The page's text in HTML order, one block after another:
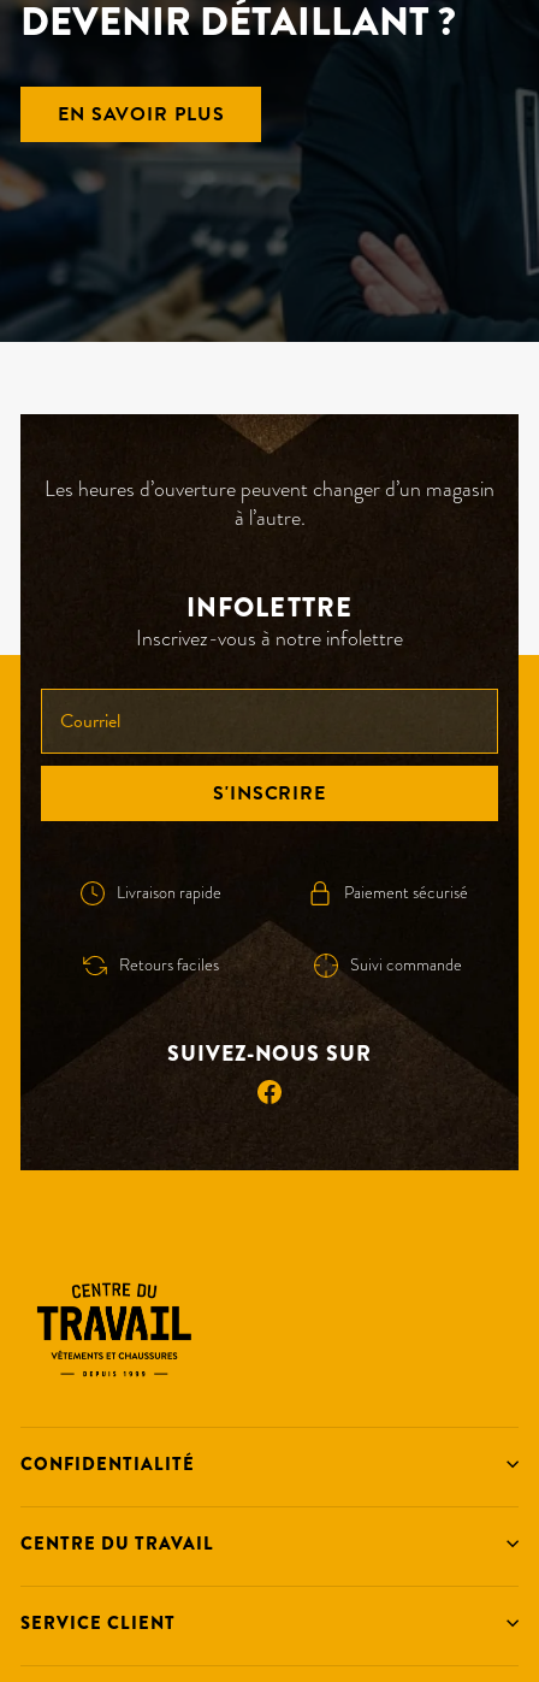
DEVENIR DÉTAILLANT ?
EN SAVOIR PLUS
Les heures d’ouverture peuvent changer d’un magasin
à l’autre.
INFOLETTRE
Inscrivez-vous à notre infolettre
VOUS
À
NOTRE
S'INSCRIRE
Livraison rapide Paiement sécurisé
Retours faciles Suivi commande
SUIVEZ-NOUS SUR
CONFIDENTIALITÉ
CENTRE DU TRAVAIL
SERVICE CLIENT